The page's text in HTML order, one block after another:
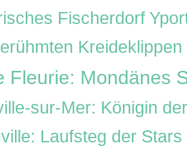
Fischerdorf
Fleurie: Mondänes
sur-Mer: Königin
Laufsteg der Stars